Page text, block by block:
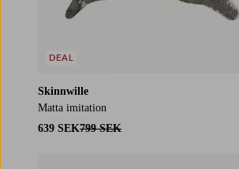
Skinnwille
Matta imitation
639 SEK799 SEK
DEAL